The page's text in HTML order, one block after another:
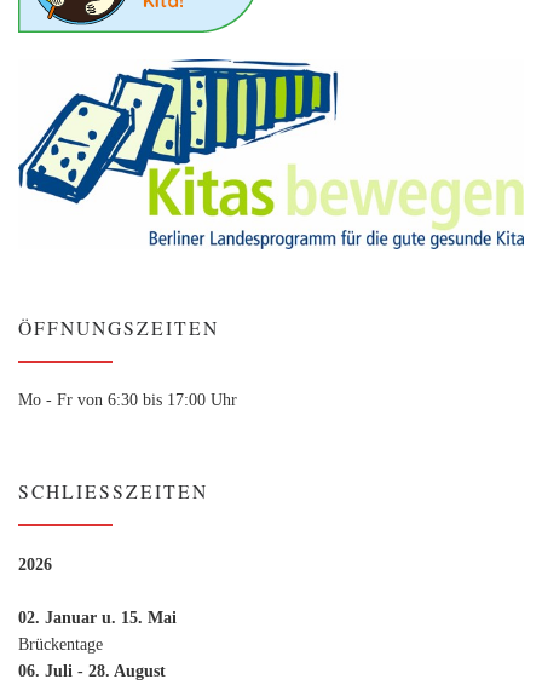
ÖFFNUNGSZEITEN
Mo - Fr von 6:30 bis 17:00 Uhr
SCHLIESSZEITEN
2026
02. Januar u. 15. Mai
Brückentage
06. Juli - 28. August